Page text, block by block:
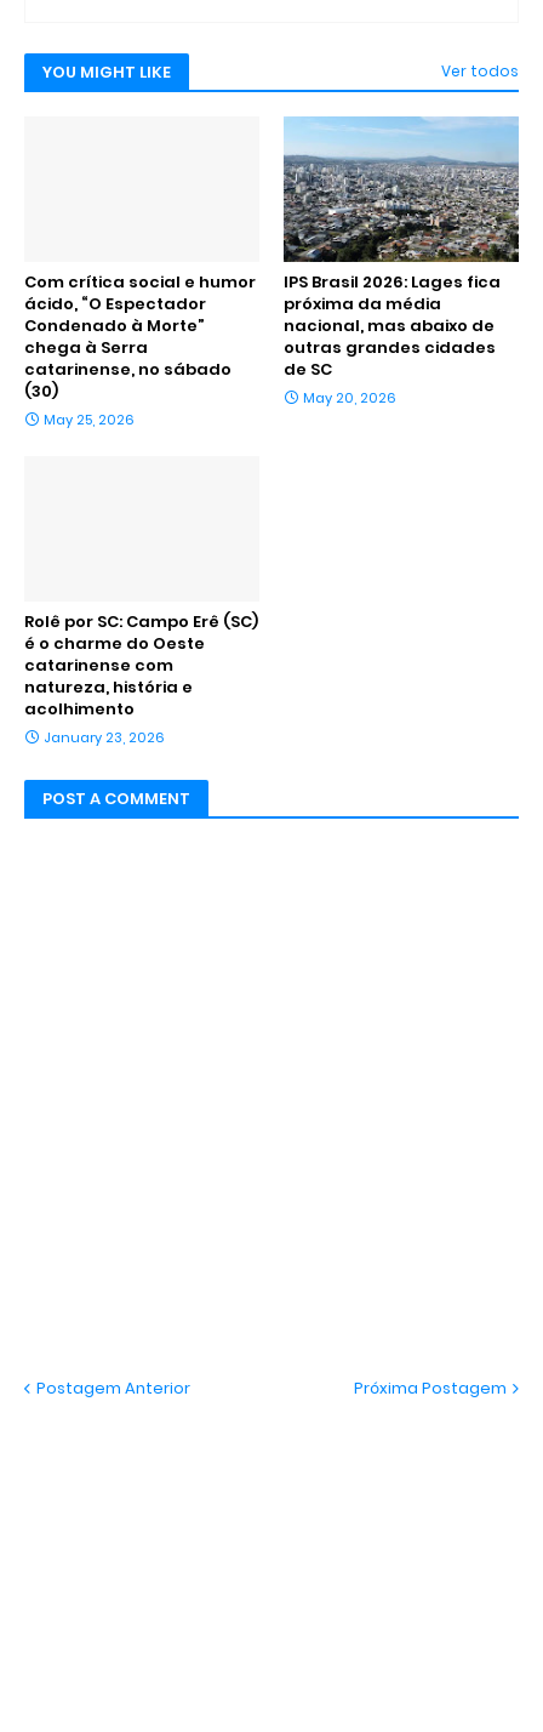
YOU MIGHT LIKE Ver todos
Com crítica social e humor
ácido, “O Espectador
Condenado à Morte”
chega à Serra
catarinense, no sábado
(30)
May 25, 2026
IPS Brasil 2026: Lages fica
próxima da média
nacional, mas abaixo de
outras grandes cidades
de SC
May 20, 2026
Rolê por SC: Campo Erê (SC)
é o charme do Oeste
catarinense com
natureza, história e
acolhimento
January 23, 2026
POST A COMMENT
Postagem Anterior Próxima Postagem